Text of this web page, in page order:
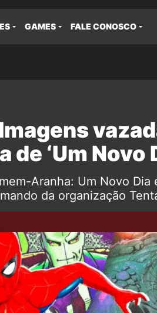
GAMES FALE CONOSCO
‘Um Novo
Aranha: Um Novo Dia
da organização